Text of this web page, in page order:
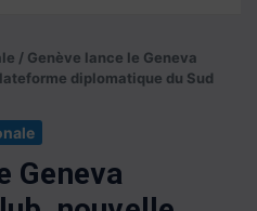
/ Genève lance le Geneva
diplomatique du Sud
Geneva